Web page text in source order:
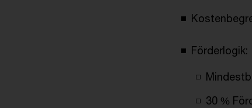
Förderlogik:
30 %